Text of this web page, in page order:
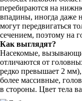
перебираются на
впадины, иногда даже
могут передвигаться
сечением, поэтому на
Как выглядят?
Насекомые,
отличаются от
редко превышает 2
более массивные,
в стороны. Цвет тела